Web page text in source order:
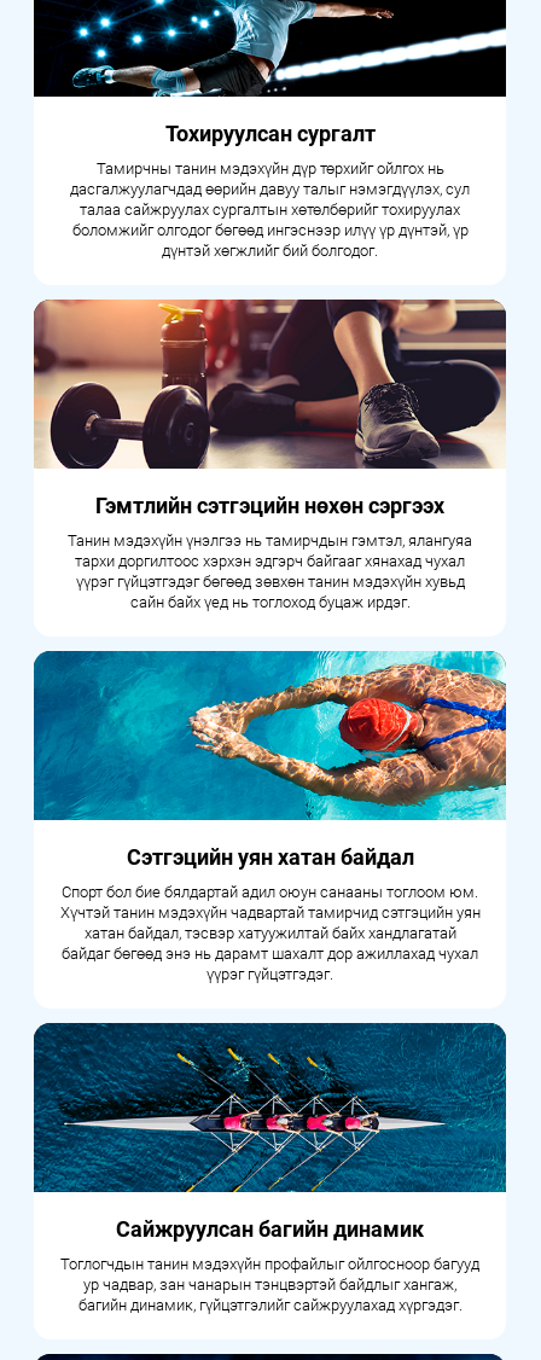
Тохируулсан сургалт
Тамирчны танин мэдэхүйн дүр төрхийг ойлгох нь
дасгалжуулагчдад өөрийн давуу талыг нэмэгдүүлэх, сул
талаа сайжруулах сургалтын хөтөлбөрийг тохируулах
боломжийг олгодог бөгөөд ингэснээр илүү үр дүнтэй, үр
дүнтэй хөгжлийг бий болгодог.
Гэмтлийн сэтгэцийн нөхөн сэргээх
Танин мэдэхүйн үнэлгээ нь тамирчдын гэмтэл, ялангуяа
тархи доргилтоос хэрхэн эдгэрч байгааг хянахад чухал
үүрэг гүйцэтгэдэг бөгөөд зөвхөн танин мэдэхүйн хувьд
сайн байх үед нь тоглоход буцаж ирдэг.
Сэтгэцийн уян хатан байдал
Спорт бол бие бялдартай адил оюун санааны тоглоом юм.
Хүчтэй танин мэдэхүйн чадвартай тамирчид сэтгэцийн уян
хатан байдал, тэсвэр хатуужилтай байх хандлагатай
байдаг бөгөөд энэ нь дарамт шахалт дор ажиллахад чухал
үүрэг гүйцэтгэдэг.
Сайжруулсан багийн динамик
Тоглогчдын танин мэдэхүйн профайлыг ойлгосноор багууд
ур чадвар, зан чанарын тэнцвэртэй байдлыг хангаж,
багийн динамик, гүйцэтгэлийг сайжруулахад хүргэдэг.